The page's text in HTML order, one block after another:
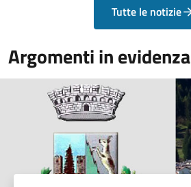
Tutte le notizie
Argomenti in evidenza